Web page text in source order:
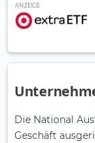
ANZEIGE
Die National
Geschäft